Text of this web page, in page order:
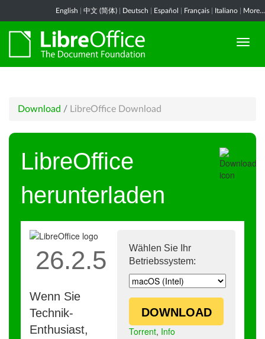
English 中文 (简体) Deutsch Español Français Italiano More...
Download / LibreOffice Download
LibreOffice
herunterladen
Wählen Sie Ihr
Betriebssystem:
DOWNLOAD
Torrent, Info
26.2.5
Wenn Sie
Technik-
Enthusiast,